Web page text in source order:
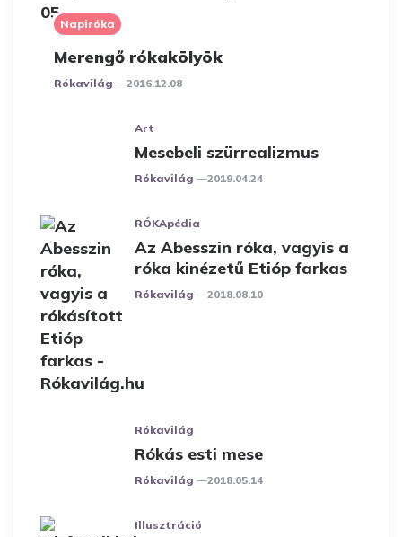
Napiróka
Merengő rókakölyök
Posted
Rókavilág 2016.12.08
Art
Mesebeli szürrealizmus
Posted
Rókavilág 2019.04.24
RÓKApédia
Az Abesszin róka, vagyis a
róka kinézetű Etióp farkas
Posted
Rókavilág 2018.08.10
Rókavilág
Rókás esti mese
Posted
Rókavilág 2018.05.14
Illusztráció